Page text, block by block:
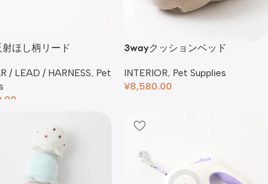
ほし柄リード
/ LEAD / HARNESS, Pet
3wayクッションベッド
INTERIOR, Pet Supplies
¥8,580.00